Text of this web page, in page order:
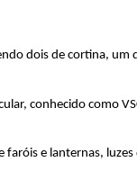
dois de cortina, um
conhecido como
faróis e lanternas, luzes